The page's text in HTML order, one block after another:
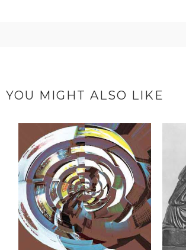
YOU MIGHT ALSO LIKE